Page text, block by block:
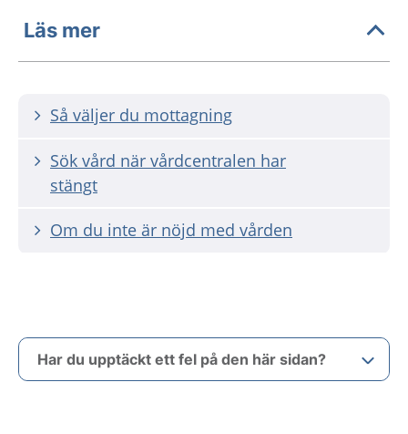
Läs mer
Så väljer du mottagning
Sök vård när vårdcentralen har
stängt
Om du inte är nöjd med vården
Har du upptäckt ett fel på den här sidan?